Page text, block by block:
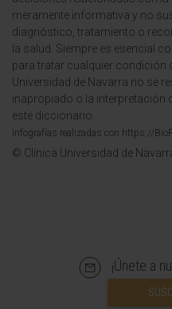
meramente informativa y no
diagnóstico, tratamiento o
la salud. Siempre es esencial
para tratar cualquier condición
Universidad de Navarra no se
inapropiado o la interpretación
este diccionario.
Infografías realizadas con https://
© Clínica Universidad de
¡Únete a